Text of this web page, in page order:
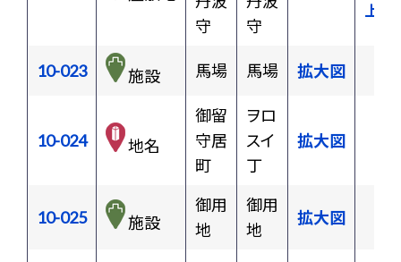
守
守
上屋
10-023 施設 馬場 馬場 拡大図
10-024 地名
御留
守居
町
ヲロ
スイ
丁
拡大図
10-025 施設
御用
地
御用
地
拡大図